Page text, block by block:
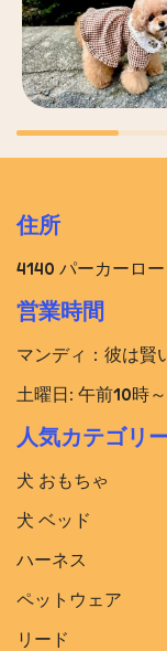
住所
4140 パーカーロ
営業時間
マンディ：彼は賢
土曜日: 午前10時
人気カテゴリ
犬 おもちゃ
犬 ベッド​
ハーネス
ペットウェア
リード